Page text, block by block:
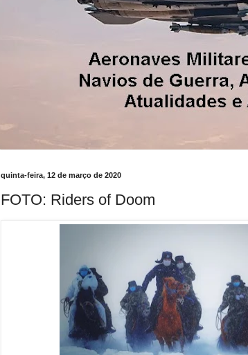
quinta-feira, 12 de março de 2020
FOTO: Riders of Doom